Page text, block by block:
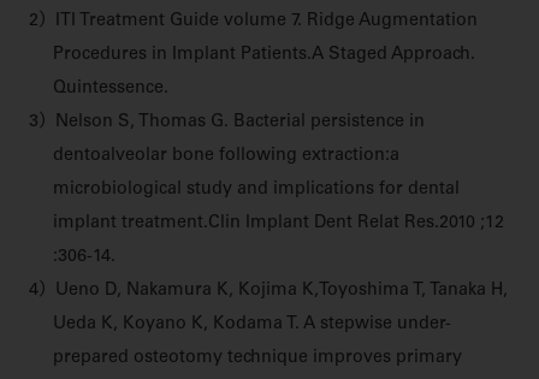
2）ITI Treatment Guide volume 7. Ridge Augmentation
Procedures in Implant Patients.A Staged Approach.
Quintessence.
3）Nelson S, Thomas G. Bacterial persistence in
dentoalveolar bone following extraction:a
microbiological study and implications for dental
implant treatment.Clin Implant Dent Relat Res.2010 ;12
:306-14.
4）Ueno D, Nakamura K, Kojima K,Toyoshima T, Tanaka H,
Ueda K, Koyano K, Kodama T. A stepwise under-
prepared osteotomy technique improves primary